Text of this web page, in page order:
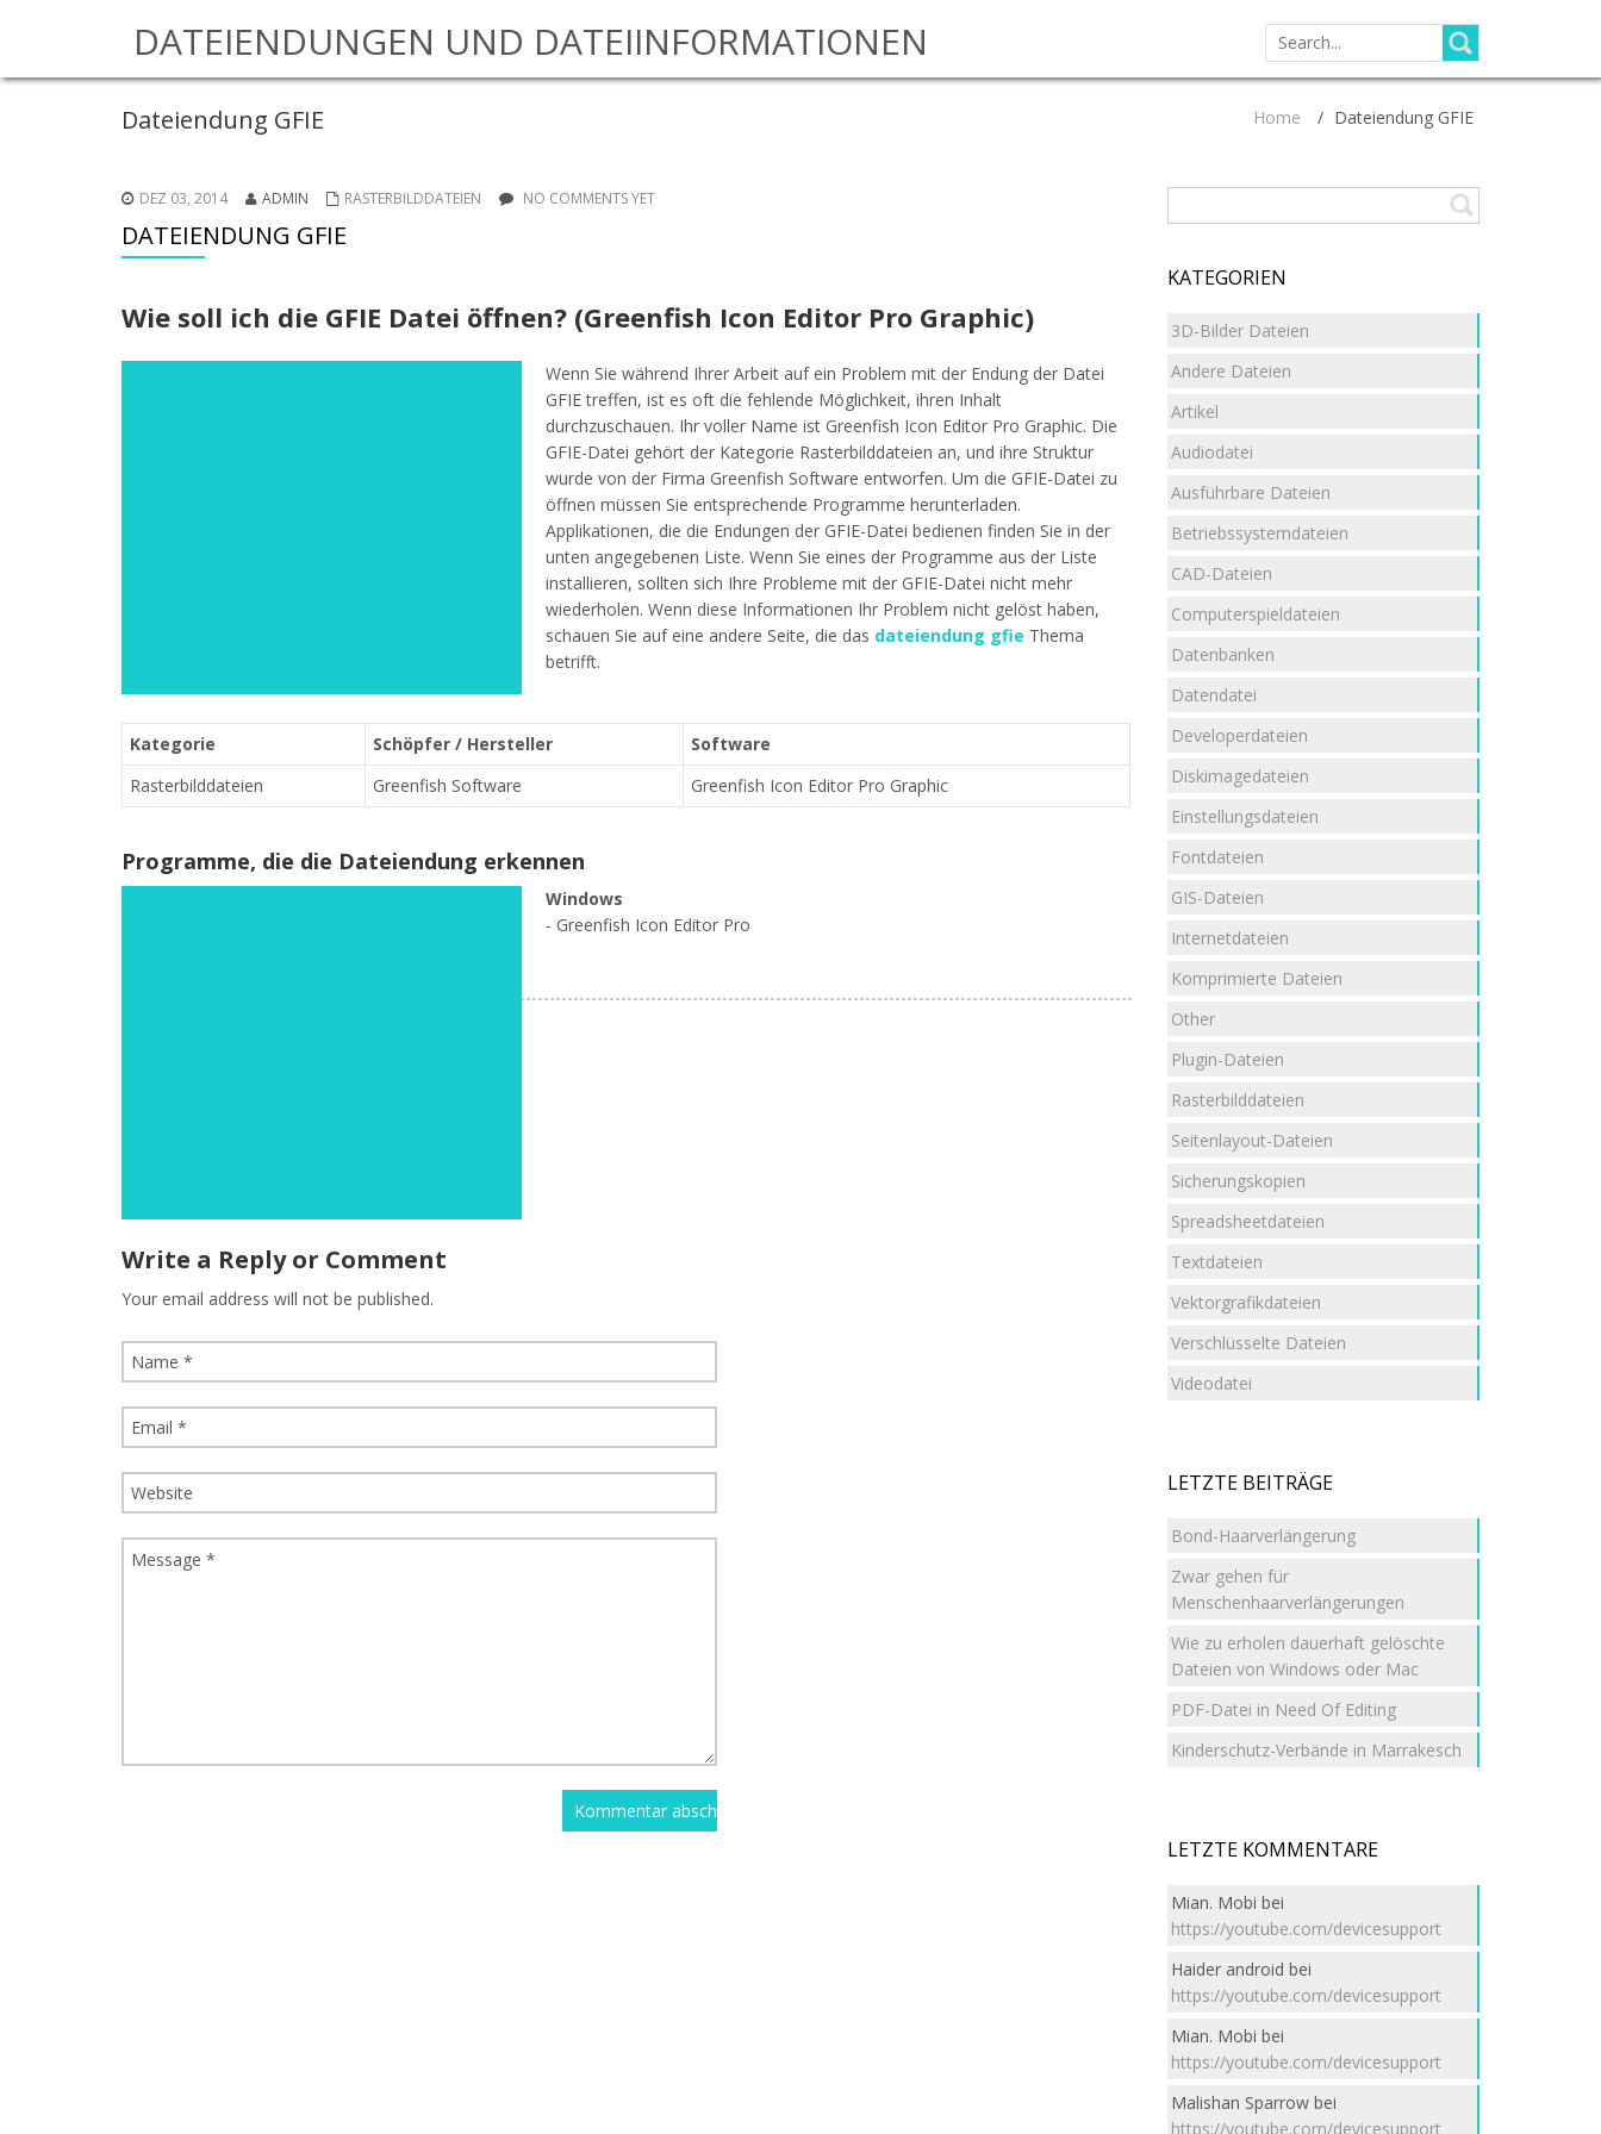
DATEIENDUNGEN UND DATEIINFORMATIONEN
SEARCH
FOR:
Dateiendung GFIE Home / Dateiendung GFIE
DEZ 03, 2014 ADMIN RASTERBILDDATEIEN NO COMMENTS YET
DATEIENDUNG GFIE
Wie soll ich die GFIE Datei öffnen? (Greenfish Icon Editor Pro Graphic)
Wenn Sie während Ihrer Arbeit auf ein Problem mit der Endung der Datei
GFIE treffen, ist es oft die fehlende Möglichkeit, ihren Inhalt
durchzuschauen. Ihr voller Name ist Greenfish Icon Editor Pro Graphic. Die
GFIE-Datei gehört der Kategorie Rasterbilddateien an, und ihre Struktur
wurde von der Firma Greenfish Software entworfen. Um die GFIE-Datei zu
öffnen müssen Sie entsprechende Programme herunterladen.
Applikationen, die die Endungen der GFIE-Datei bedienen finden Sie in der
unten angegebenen Liste. Wenn Sie eines der Programme aus der Liste
installieren, sollten sich Ihre Probleme mit der GFIE-Datei nicht mehr
wiederholen. Wenn diese Informationen Ihr Problem nicht gelöst haben,
schauen Sie auf eine andere Seite, die das dateiendung gfie Thema
betrifft.
Kategorie Schöpfer / Hersteller
Software
Rasterbilddateien
Greenfish Software Greenfish Icon Editor Pro Graphic
Programme, die die Dateiendung erkennen
Windows
- Greenfish Icon Editor Pro
Write a Reply or Comment
Your email address will not be published.
KATEGORIEN
3D-Bilder Dateien
Andere Dateien
Artikel
Audiodatei
Ausführbare Dateien
Betriebssystemdateien
CAD-Dateien
Computerspieldateien
Datenbanken
Datendatei
Developerdateien
Diskimagedateien
Einstellungsdateien
Fontdateien
GIS-Dateien
Internetdateien
Komprimierte Dateien
Other
Plugin-Dateien
Rasterbilddateien
Seitenlayout-Dateien
Sicherungskopien
Spreadsheetdateien
Textdateien
Vektorgrafikdateien
Verschlüsselte Dateien
Videodatei
LETZTE BEITRÄGE
Bond-Haarverlängerung
Zwar gehen für
Menschenhaarverlängerungen
Wie zu erholen dauerhaft gelöschte
Dateien von Windows oder Mac
PDF-Datei in Need Of Editing
Kinderschutz-Verbände in Marrakesch
LETZTE KOMMENTARE
Mian. Mobi bei
https://youtube.com/devicesupport
Haider android bei
https://youtube.com/devicesupport
Mian. Mobi bei
https://youtube.com/devicesupport
Malishan Sparrow bei
https://youtube.com/devicesupport